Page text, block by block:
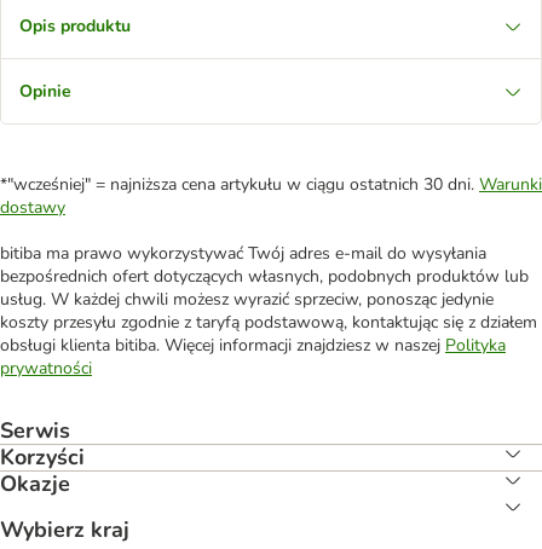
Opis produktu
Opinie
*"wcześniej" = najniższa cena artykułu w ciągu ostatnich 30 dni. Warunki
dostawy
bitiba ma prawo wykorzystywać Twój adres e-mail do wysyłania
bezpośrednich ofert dotyczących własnych, podobnych produktów lub
usług. W każdej chwili możesz wyrazić sprzeciw, ponosząc jedynie
koszty przesyłu zgodnie z taryfą podstawową, kontaktując się z działem
obsługi klienta bitiba. Więcej informacji znajdziesz w naszej Polityka
prywatności
Serwis
Korzyści
Okazje
Wybierz kraj